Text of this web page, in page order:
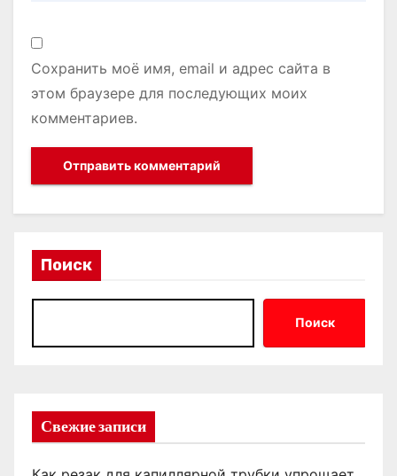
Сохранить моё имя, email и адрес сайта в
этом браузере для последующих моих
комментариев.
Поиск
Поиск
Свежие записи